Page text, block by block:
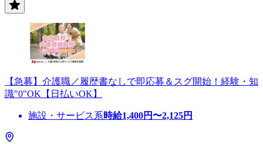
【急募】介護職／履歴書なしで即応募＆スグ開始！経験・知
識"0"OK【日払いOK】
施設・サービス系時給1,400円〜2,125円